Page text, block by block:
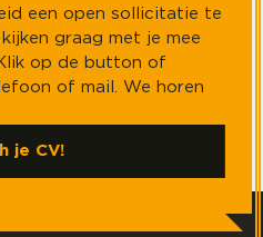
een open sollicitatie te
graag met je mee
op de button of
of mail. We horen
je CV!